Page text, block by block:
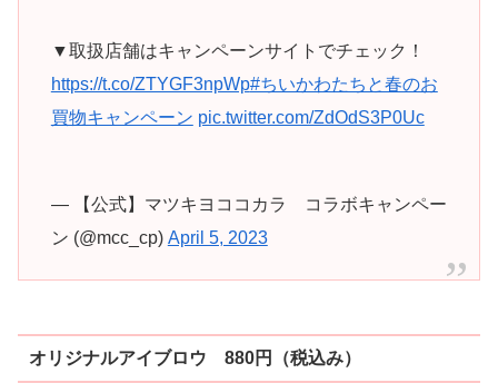
▼取扱店舗はキャンペーンサイトでチェック！
https://t.co/ZTYGF3npWp#ちいかわたちと春のお
買物キャンペーン pic.twitter.com/ZdOdS3P0Uc
— 【公式】マツキヨココカラ コラボキャンペー
ン (@mcc_cp) April 5, 2023
オリジナルアイブロウ 880円（税込み）